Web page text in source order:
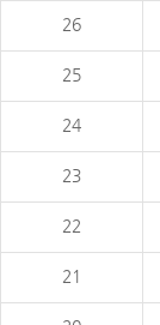
26
25
24
23
22
21